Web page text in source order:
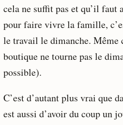
cela ne suffit pas et qu’il
pour faire vivre la famille,
le travail le dimanche. Même
boutique ne tourne pas le
possible).
C’est d’autant plus vrai que
est aussi d’avoir du coup un